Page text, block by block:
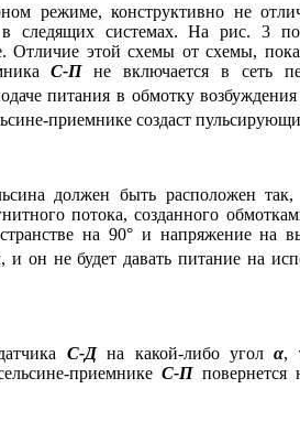
режиме, конструктивно не
системах. На рис. 3
Отличие этой схемы от схемы,
С-Пне включается в сеть
питания в обмотку возбуждения
приемнике создаст
должен быть расположен
потока, созданного
на 90° и напряжение на
и он не будет давать питание на
С-Дна какой-либо уголα,
приемникеС-Пповернется